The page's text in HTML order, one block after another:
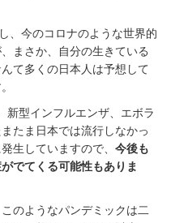
、今のコロナのような世界的
まさか、自分の生きている
て多くの日本人は予想して
新型インフルエンザ、エボラ
たま日本では流行しなかっ
生していますので、 今後も
でてくる可能性もありま
のようなパンデミックは二